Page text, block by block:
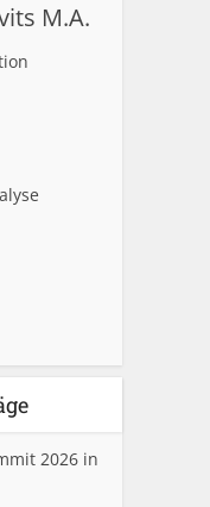
M.A.
2026 in